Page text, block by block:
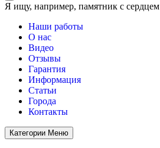
Я ищу, например, памятник с сердцем
Наши работы
О нас
Видео
Отзывы
Гарантия
Информация
Статьи
Города
Контакты
Категории Меню